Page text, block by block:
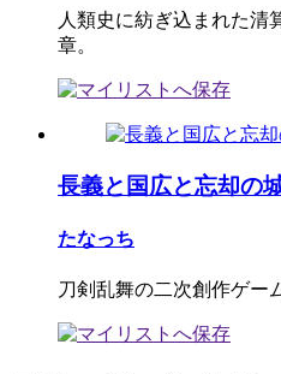
人類史に紡ぎ込まれた清
章。
長義と国広と忘却の
たなっち
刀剣乱舞の二次創作ゲー